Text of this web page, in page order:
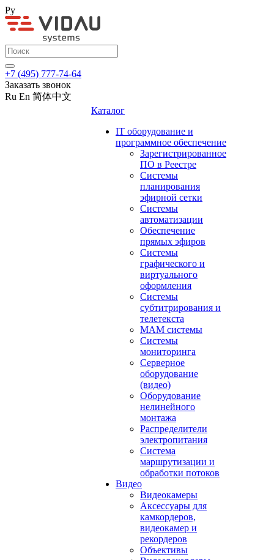
Ру
+7 (495) 777-74-64
Заказать звонок
Ru En 简体中文
Каталог
IT оборудование и
программное обеспечение
Зарегистрированное
ПО в Реестре
Системы
планирования
эфирной сетки
Системы
автоматизации
Обеспечение
прямых эфиров
Системы
графического и
виртуального
оформления
Системы
субтитрирования и
телетекста
MAM системы
Системы
мониторинга
Серверное
оборудование
(видео)
Оборудование
нелинейного
монтажа
Распределители
электропитания
Система
маршрутизации и
обработки потоков
Видео
Видеокамеры
Аксессуары для
камкордеров,
видеокамер и
рекордеров
Объективы